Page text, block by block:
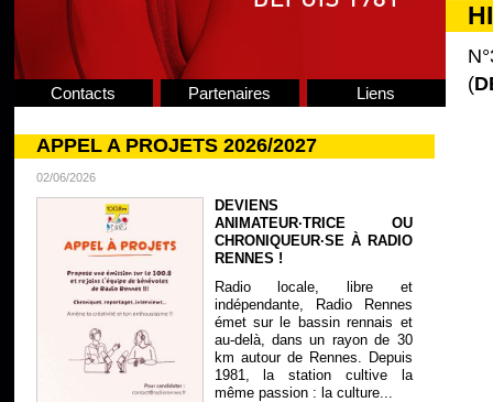
Contacts Partenaires Liens
APPEL A PROJETS 2026/2027
02/06/2026
DEVIENS
ANIMATEUR·TRICE OU
CHRONIQUEUR·SE À RADIO
RENNES !
Radio locale, libre et
indépendante, Radio Rennes
émet sur le bassin rennais et
au-delà, dans un rayon de 30
km autour de Rennes. Depuis
1981, la station cultive la
même passion : la culture...
(